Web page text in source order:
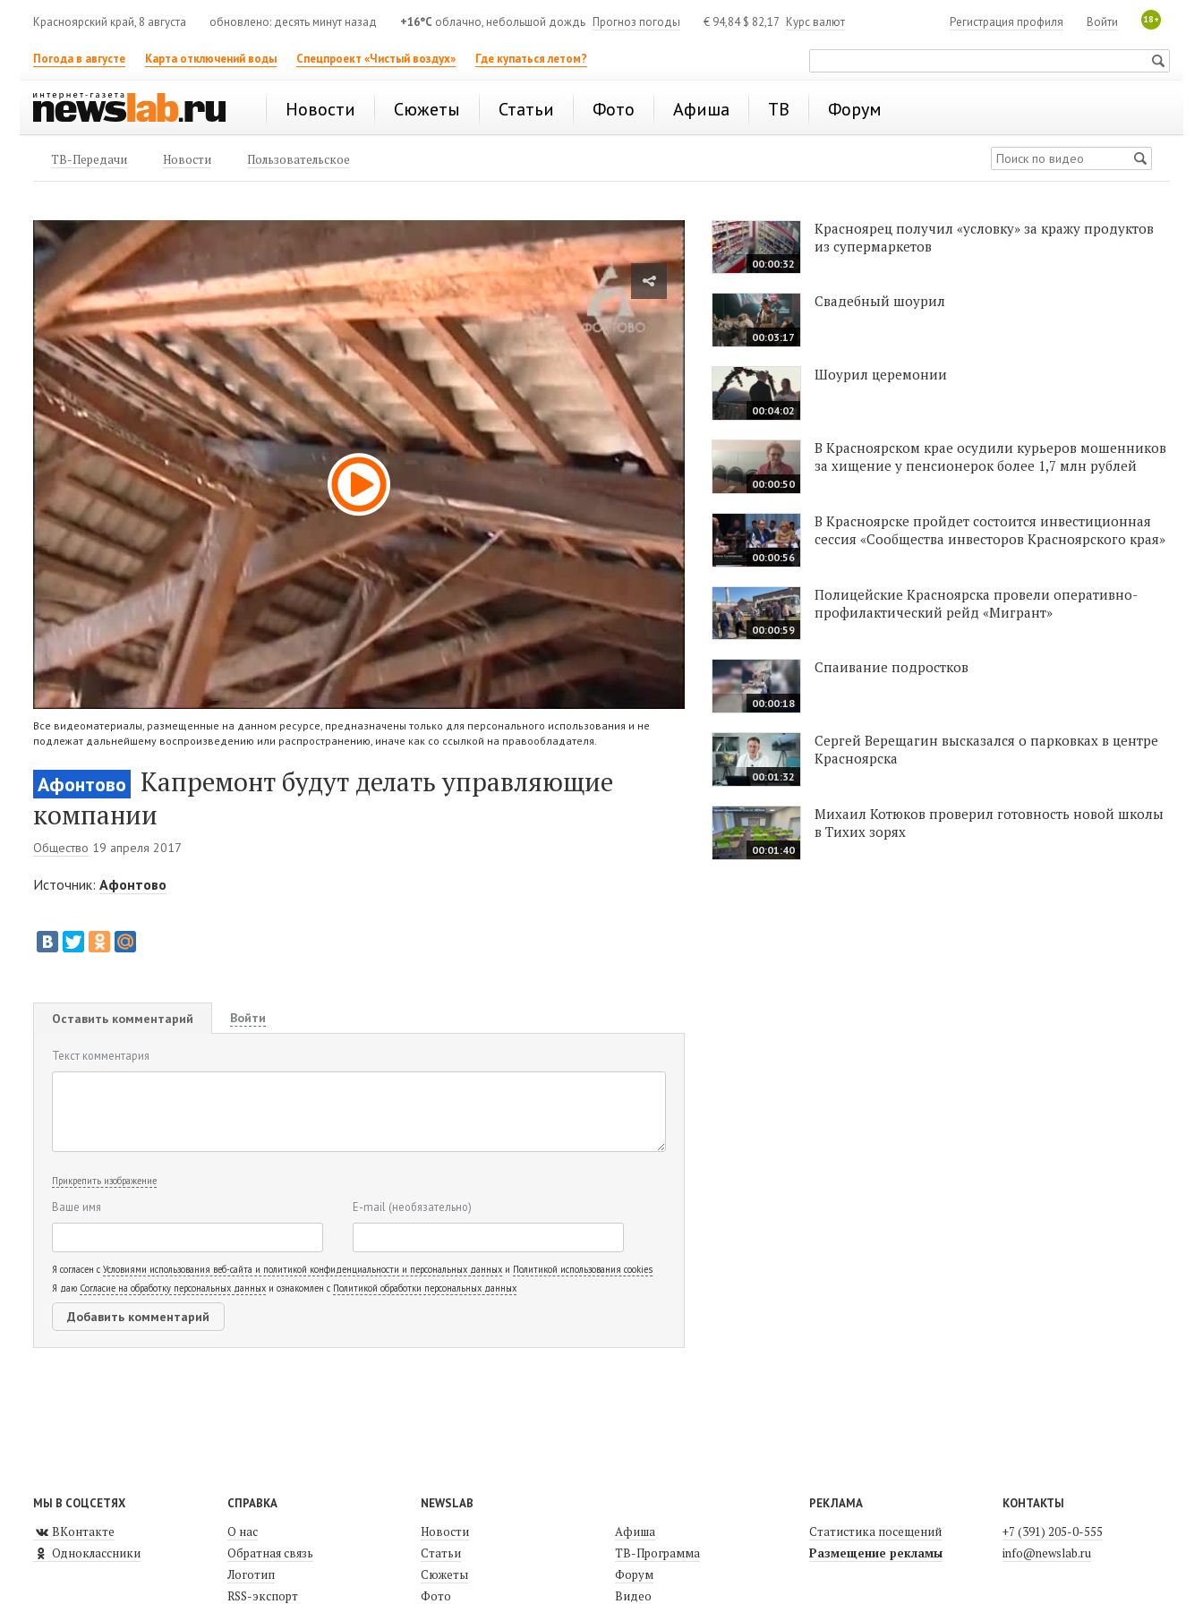
Красноярский край, 8 августа обновлено: десять минут назад +16°C облачно, небольшой дождь Прогноз погоды € 94,84$ 82,17 Курс валют 18+
Войти
Регистрация профиля
Погода в августе Карта отключений воды Спецпроект «Чистый воздух» Где купаться летом?
Новости Сюжеты Статьи Фото Афиша ТВ Форум
ТВ-Передачи Новости Пользовательское
Все видеоматериалы, размещенные на данном ресурсе, предназначены только для персонального использования и не
подлежат дальнейшему воспроизведению или распространению, иначе как со ссылкой на правообладателя.
Афонтово
Капремонт будут делать управляющие
компании
Общество 19 апреля 2017
Источник: Афонтово
Оставить комментарий Войти
Текст комментария
Прикрепить изображение
Ваше имя E-mail (необязательно)
Я согласен с Условиями использования веб-сайта и политикой конфиденциальности и персональных данных и Политикой использования cookies
Я даю Согласие на обработку персональных данных и ознакомлен с Политикой обработки персональных данных
00:00:32
Красноярец получил «условку» за кражу продуктов
из супермаркетов
00:03:17
Свадебный шоурил
00:04:02
Шоурил церемонии
00:00:50
В Красноярском крае осудили курьеров мошенников
за хищение у пенсионерок более 1,7 млн рублей
00:00:56
В Красноярске пройдет состоится инвестиционная
сессия «Сообщества инвесторов Красноярского края»
00:00:59
Полицейские Красноярска провели оперативно-
профилактический рейд «Мигрант»
00:00:18
Спаивание подростков
00:01:32
Сергей Верещагин высказался о парковках в центре
Красноярска
00:01:40
Михаил Котюков проверил готовность новой школы
в Тихих зорях
МЫ В СОЦСЕТЯХ
ВКонтакте
Одноклассники
СПРАВКА
О нас
Обратная связь
Логотип
RSS-экспорт
NEWSLAB
Новости
Статьи
Сюжеты
Фото
Афиша
ТВ-Программа
Форум
Видео
РЕКЛАМА
Статистика посещений
Размещение рекламы
КОНТАКТЫ
+7 (391) 205-0-555
info@newslab.ru